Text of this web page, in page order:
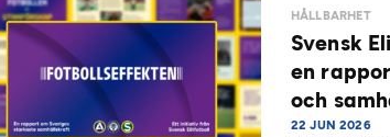
HÅLLBARHET
Svensk
en
och
22 JUN 2026